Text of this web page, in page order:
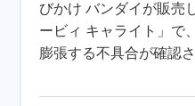
びかけ バンダイが販売
ービィ キャライト」で
膨張する不具合が確認